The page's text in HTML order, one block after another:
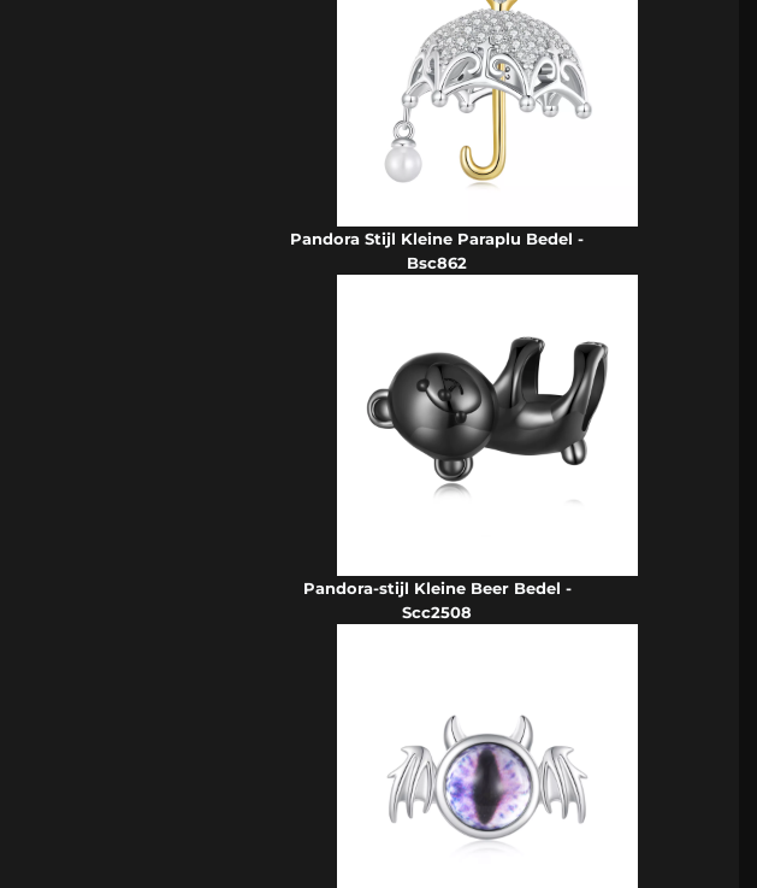
Pandora Stijl Kleine Paraplu Bedel -
Bsc862
Pandora-stijl Kleine Beer Bedel -
Scc2508